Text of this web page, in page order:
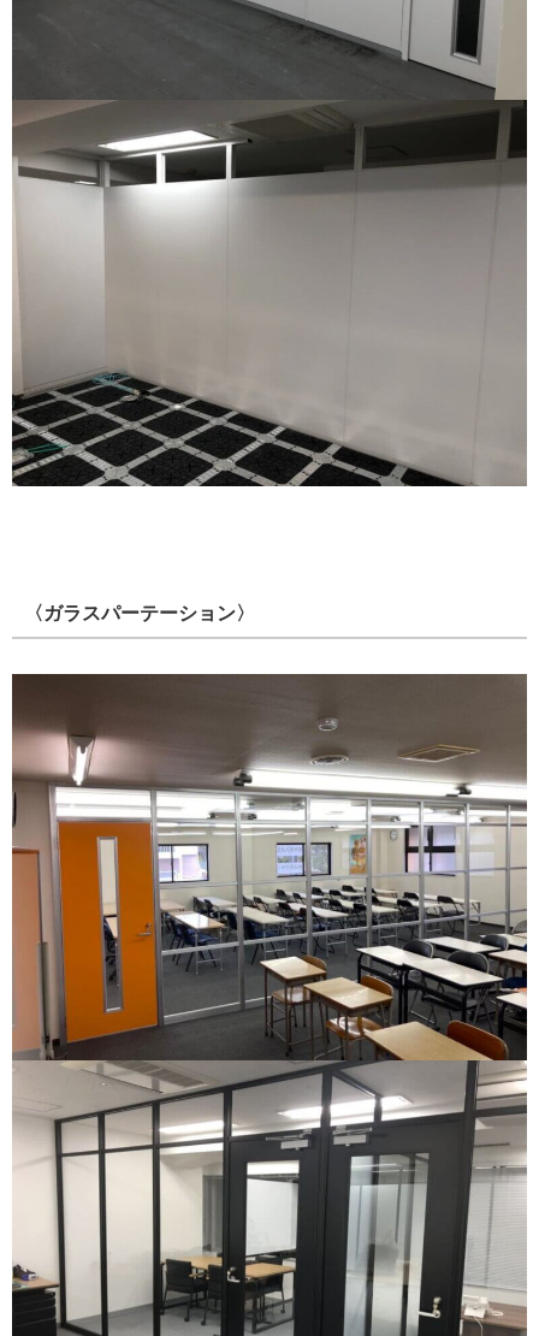
〈ガラスパーテーション〉